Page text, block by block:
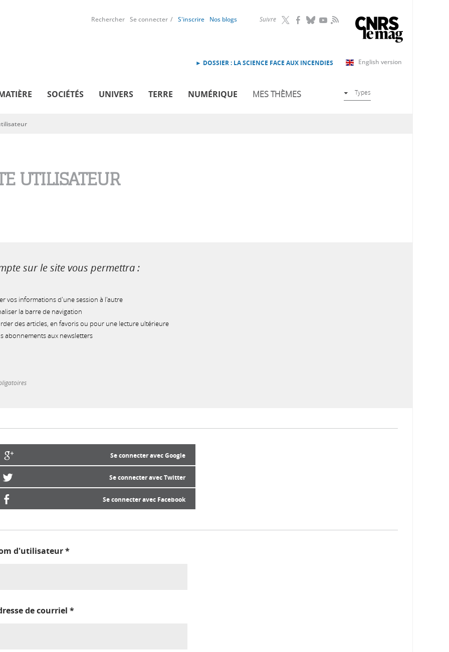
Suivre RSS
Rechercher Se connecter S'inscrire Nos blogs
English version
► DOSSIER : LA SCIENCE FACE AUX INCENDIES
SOCIÉTÉS UNIVERS TERRE NUMÉRIQUE MES THÈMES Types
UTILISATEUR
sur le site vous permettra :
vos informations d'une session à l'autre
la barre de navigation
des articles, en favoris ou pour une lecture ultérieure
abonnements aux newsletters
Se connecter avec Google
Se connecter avec Twitter
Se connecter avec Facebook
d'utilisateur*
de courriel *